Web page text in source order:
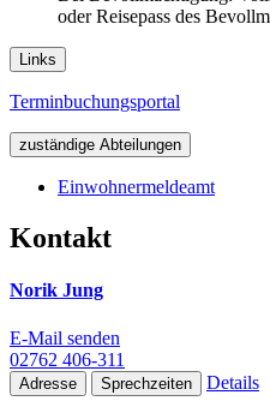
oder Reisepass des
Links
Terminbuchungsportal
zuständige Abteilungen
Einwohnermeldeamt
Kontakt
Norik Jung
E-Mail senden
02762 406-311
Adresse Sprechzeiten Details